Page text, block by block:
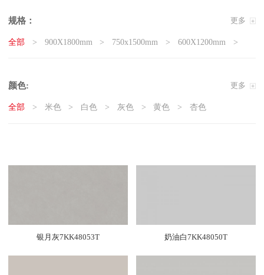
精工大理石
3D微雕 臻白超平 臻白质感砖系列 莱姆石系列
规格： 更多
全部 900X1800mm 750x1500mm 600X1200mm
颜色: 更多
全部 米色 白色 灰色 黄色 杏色
银月灰7KK48053T 奶油白7KK48050T